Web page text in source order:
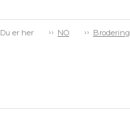
Du er her NO Brodering